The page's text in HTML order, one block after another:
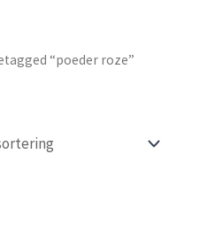
“poeder roze”